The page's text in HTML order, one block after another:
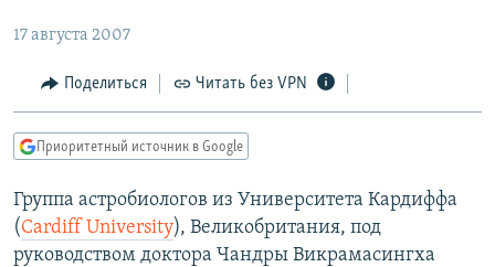
навигации
Вернутся
КУЛЬТУРА
IDEL.РЕАЛИИ
КАВКАЗ.РЕАЛИИ
СИБИРЬ.РЕАЛИИ
РАСПИСАНИЕ ВЕЩАНИЯ
17 августа 2007
Поделиться Читать без VPN
Приоритетный источник в Google
Группа астробиологов из Университета Кардиффа
(Cardiff University), Великобритания, под
руководством доктора Чандры Викрамасингха